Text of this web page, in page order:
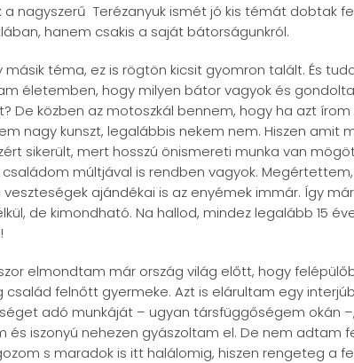
a nagyszerű Terézanyuk ismét jó kis témát dobtak
hanem csakis a saját bátorságunkról.
másik téma, ez is rögtön kicsit gyomron talált. És
életemben, hogy milyen bátor vagyok és
De közben az motoszkál bennem, hogy ha azt
nagy kunszt, legalábbis nekem nem. Hiszen amit
sikerült, mert hosszú önismereti munka van
múltjával is rendben vagyok.
ajándékai is az enyémek immár. Így
de kimondható. Na hallod, mindez legalább 15
elmondtam már ország világ előtt, hogy
család felnőtt gyermeke. Azt is elárultam egy
adó munkáját – ugyan társfüggőségem okán
iszonyú nehezen gyászoltam el. De nem adtam
s maradok is itt halálomig, hiszen rengeteg a